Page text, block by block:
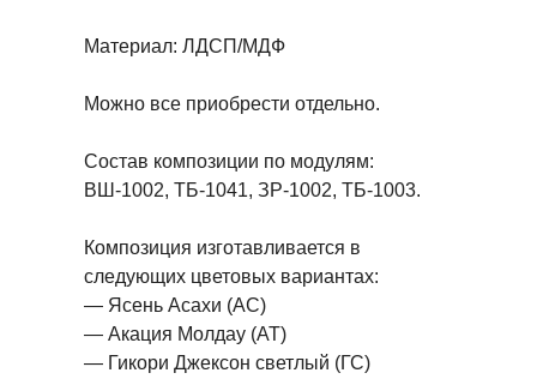
Материал: ЛДСП/МДФ
Можно все приобрести отдельно.
Состав композиции по модулям:
ВШ-1002, ТБ-1041, ЗР-1002, ТБ-1003.
Композиция изготавливается в
следующих цветовых вариантах:
— Ясень Асахи (АС)
— Акация Молдау (АТ)
— Гикори Джексон светлый (ГС)